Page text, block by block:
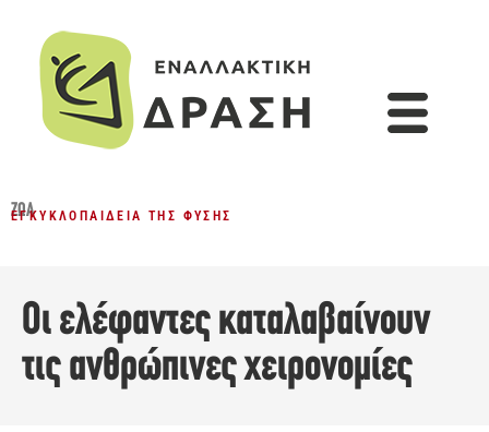
ΖΏΑ
ΕΓΚΥΚΛΟΠΑΊΔΕΙΑ ΤΗΣ ΦΎΣΗΣ
Οι ελέφαντες καταλαβαίνουν
τις ανθρώπινες χειρονομίες